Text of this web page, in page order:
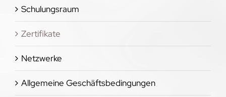
Schulungsraum
Zertifikate
Netzwerke
Allgemeine Geschäftsbedingungen